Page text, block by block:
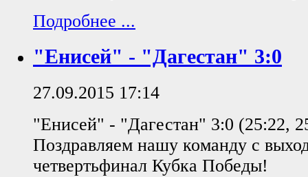
Подробнее ...
"Енисей" - "Дагестан" 3:0
27.09.2015 17:14
"Енисей" - "Дагестан" 3:0 (25:22,
Поздравляем нашу команду с
четвертьфинал Кубка Победы!